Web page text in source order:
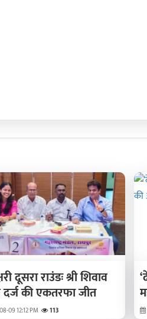
दूसरा राउंडः श्री शिवाव
दर्ज की एकतरफा जीत
09 12:12 PM 113